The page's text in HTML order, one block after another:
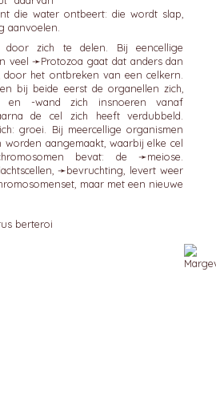
die water ontbeert: die wordt slap,
aanvoelen.
door zich te delen. Bij eencellige
veel ➛Protozoa gaat dat anders dan
het ontbreken van een celkern.
bij beide eerst de organellen zich,
en -wand zich insnoeren vanaf
de cel zich heeft verdubbeld.
groei. Bij meercellige organismen
aangemaakt, waarbij elke cel
bevat: de ➛meiose
➛bevruchting , levert weer
maar met een nieuwe
berteroi